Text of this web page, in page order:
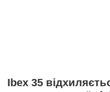
Ibex 35